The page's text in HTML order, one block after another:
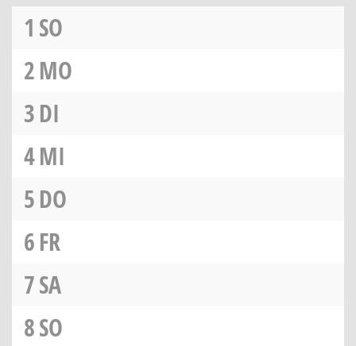
1 SO
2MO
3DI
4MI
5DO
6FR
7SA
8SO